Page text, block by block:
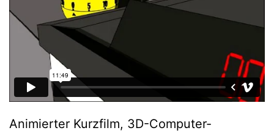
Animierter Kurzfilm, 3D-Computer-